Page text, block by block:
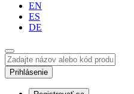
EN
ES
DE
Prihlásenie